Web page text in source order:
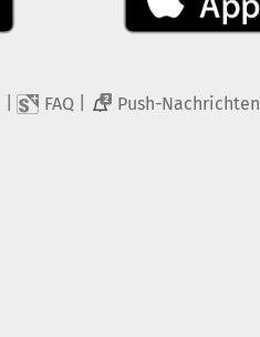
FAQ 2 Push-Nachrichten